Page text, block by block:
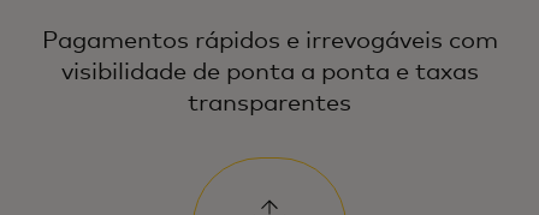
Pagamentos rápidos e irrevogáveis com
visibilidade de ponta a ponta e taxas
transparentes